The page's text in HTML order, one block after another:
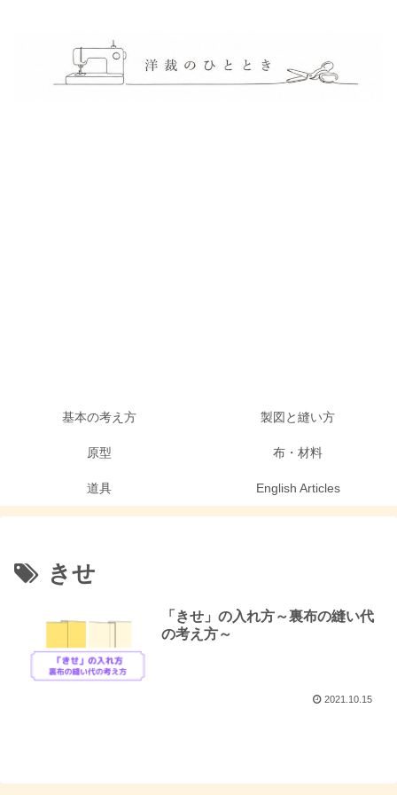
基本の考え方 製図と縫い方
原型 布・材料
道具 English Articles
きせ
「きせ」の入れ方～裏布の縫い代
の考え方～
2021.10.15